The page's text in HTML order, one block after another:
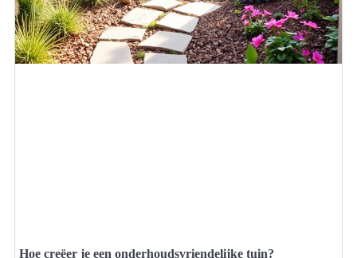
Hoe creëer je een onderhoudsvriendelijke tuin?